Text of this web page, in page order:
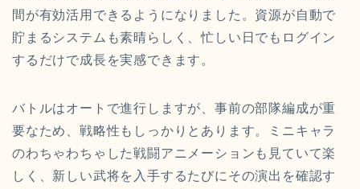
間が有効活用できるようになりました。資源が自動で
貯まるシステムも素晴らしく、忙しい日でもログイン
するだけで成長を実感できます。
バトルはオートで進行しますが、事前の部隊編成が重
要なため、戦略性もしっかりとあります。ミニキャラ
のわちゃわちゃした戦闘アニメーションも見ていて楽
しく、新しい武将を入手するたびにその演出を確認す